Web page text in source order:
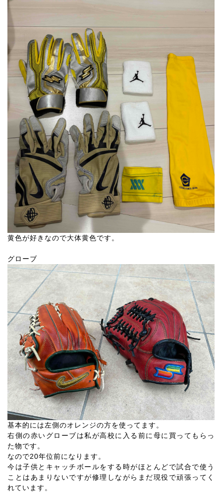
黄色が好きなので大体黄色です。
グローブ
基本的には左側のオレンジの方を使ってます。
右側の赤いグローブは私が高校に入る前に母に買ってもらっ
た物です。
なので20年位前になります。
今は子供とキャッチボールをする時がほとんどで試合で使う
ことはあまりないですが修理しながらまだ現役で頑張ってく
れています。